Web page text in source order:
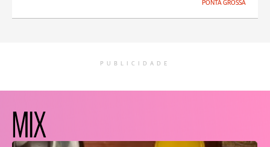
PONTA GROSSA
PUBLICIDADE
MIX